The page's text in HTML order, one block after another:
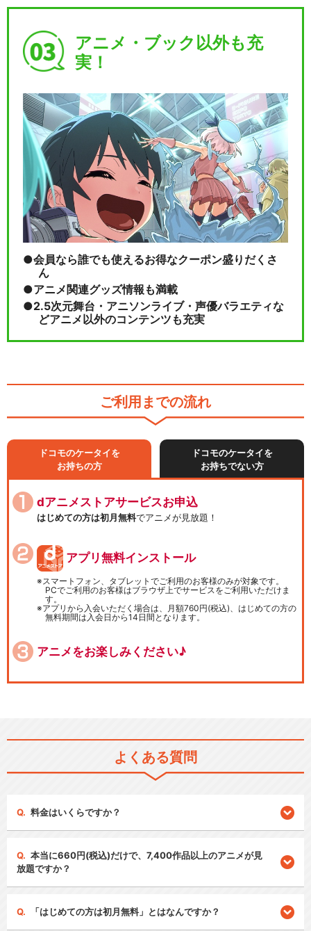
アニメ・ブック以外も充
実！
会員なら誰でも使えるお得なクーポン盛りだくさ
ん
アニメ関連グッズ情報も満載
2.5次元舞台・アニソンライブ・声優バラエティな
どアニメ以外のコンテンツも充実
ご利用までの流れ
ドコモのケータイを
お持ちの方
ドコモのケータイを
お持ちでない方
dアニメストアサービスお申込
はじめての方は初月無料でアニメが見放題！
アプリ無料インストール
スマートフォン、タブレットでご利用のお客様のみが対象です。
PCでご利用のお客様はブラウザ上でサービスをご利用いただけま
す。
アプリから入会いただく場合は、月額760円(税込)、はじめての方の
無料期間は入会日から14日間となります。
アニメをお楽しみください♪
よくある質問
料金はいくらですか？
本当に660円(税込)だけで、7,400作品以上のアニメが見
放題ですか？
「はじめての方は初月無料」とはなんですか？